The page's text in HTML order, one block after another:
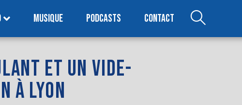
MUSIQUE PODCASTS CONTACT
ET UN VIDE-
À LYON